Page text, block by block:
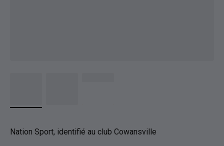
Nation Sport, identifié au club Cowansville